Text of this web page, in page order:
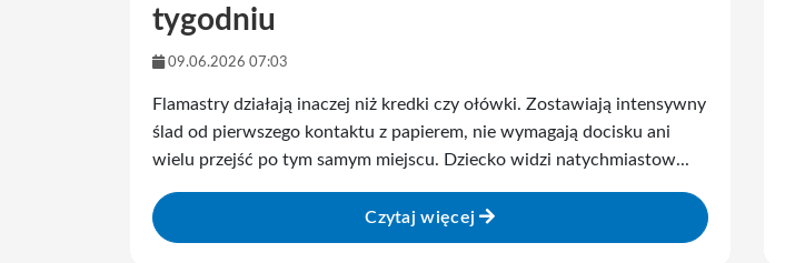
tygodniu
09.06.2026 07:03
Flamastry działają inaczej niż kredki czy ołówki. Zostawiają intensywny
ślad od pierwszego kontaktu z papierem, nie wymagają docisku ani
wielu przejść po tym samym miejscu. Dziecko widzi natychmiastow...
Czytaj więcej